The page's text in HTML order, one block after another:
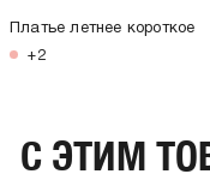
Платье летнее короткое
+2
C ЭТИМ